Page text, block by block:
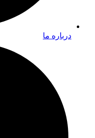
درباره ما